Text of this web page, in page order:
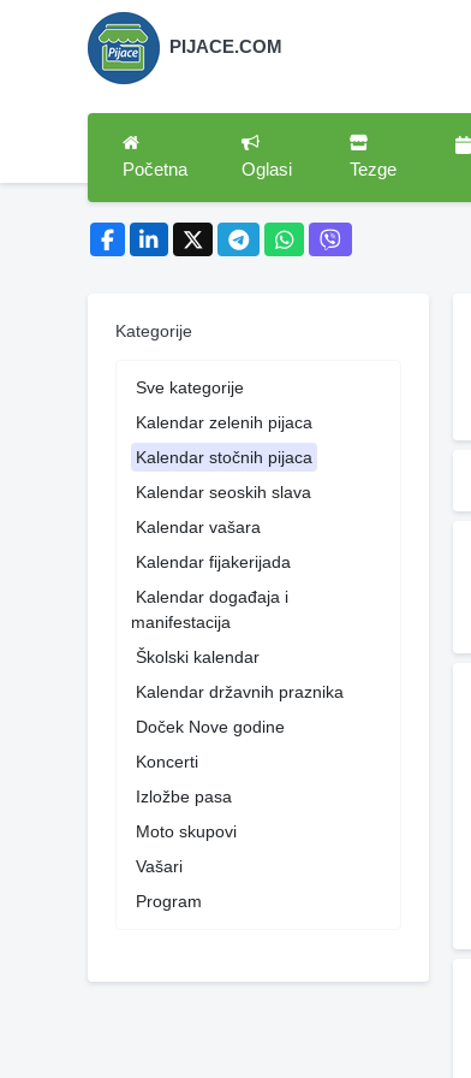
PIJACE.COM
Početna Oglasi Tezge
Kategorije
Sve kategorije
Kalendar zelenih pijaca
Kalendar stočnih pijaca
Kalendar seoskih slava
Kalendar vašara
Kalendar fijakerijada
Kalendar događaja i
manifestacija
Školski kalendar
Kalendar državnih praznika
Doček Nove godine
Koncerti
Izložbe pasa
Moto skupovi
Vašari
Program